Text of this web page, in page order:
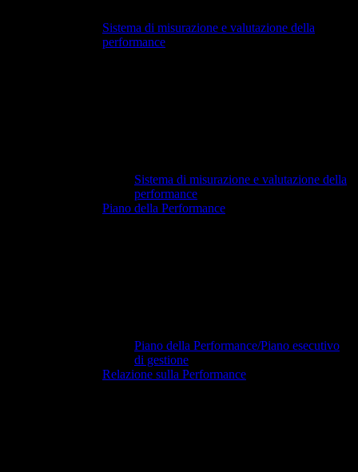
Sistema di misurazione e valutazione della
performance
Sistema di misurazione e valutazione della
performance
Piano della Performance
Piano della Performance/Piano esecutivo
di gestione
Relazione sulla Performance